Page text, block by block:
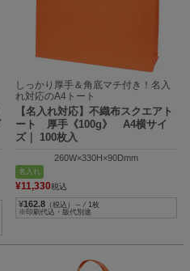
しっかり厚手＆角底マチ付き！名入
れ対応のA4トート
【名入れ対応】不織布スクエアト
ート 厚手《100g》 A4横サイ
ズ｜ 100枚入
260W×330H×90Dmm
名入れ
¥11,330税込
¥162.8 （税込）～ ⁄ 1枚
※印刷代込・版代別途